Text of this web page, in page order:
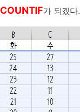
COUNTIF가 되겠다.